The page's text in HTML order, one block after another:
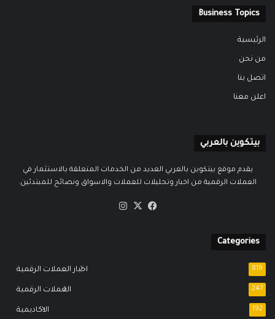
Business Topics
الرئيسية
من نحن
اتصل بنا
اعلن معنا
بيتكوين بالعربي
يقدم موقع بيتكوين بالعربي العديد من الخدمات المتعلقة بالاستثمار في
العملات الرقمية من اخبار وتحليلات للعملات والاسواق ونصائح للمبتدئين.
فيسبوك
‫X
Categories
اخبار العملات الرقمية 819
العملات الرقمية 247
الاكاديمية 192